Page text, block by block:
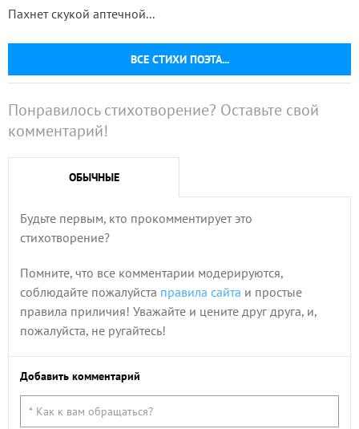
ВСЕ СТИХИ ПОЭТА...
Пахнет скукой аптечной...
Понравилось стихотворение? Оставьте свой
комментарий!
ОБЫЧНЫЕ
Будьте первым, кто прокомментирует это
стихотворение?
Помните, что все комментарии модерируются,
соблюдайте пожалуйста правила сайта и простые
правила приличия! Уважайте и цените друг друга, и,
пожалуйста, не ругайтесь!
Добавить комментарий